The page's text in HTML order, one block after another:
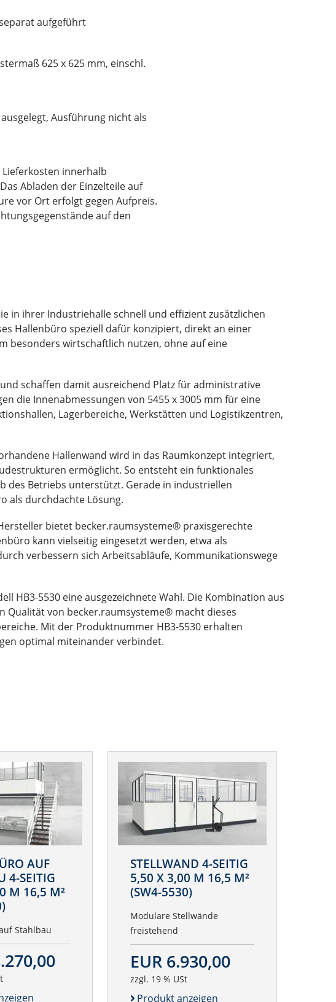
aufgeführt
625 x 625 mm, einschl.
Ausführung nicht als
innerhalb
Abladen der Einzelteile auf
vor Ort erfolgt gegen Aufpreis.
auf den
in ihrer Industriehalle schnell und effizient zusätzlichen
Hallenbüro speziell dafür konzipiert, direkt an einer
besonders wirtschaftlich nutzen, ohne auf eine
schaffen damit ausreichend Platz für administrative
die Innenabmessungen von 5455 x 3005 mm für eine
Lagerbereiche, Werkstätten und Logistikzentren,
Hallenwand wird in das Raumkonzept integriert,
ermöglicht. So entsteht ein funktionales
des Betriebs unterstützt. Gerade in industriellen
als durchdachte Lösung.
bietet becker.raumsysteme® praxisgerechte
kann vielseitig eingesetzt werden, etwa als
verbessern sich Arbeitsabläufe, Kommunikationswege
HB3-5530 eine ausgezeichnete Wahl. Die Kombination aus
Qualität von becker.raumsysteme® macht dieses
Mit der Produktnummer HB3-5530 erhalten
optimal miteinander verbindet.
AUF
4-SEITIG
M 16,5 M²
Stahlbau
STELLWAND 4-SEITIG
5,50 X 3,00 M 16,5 M²
(SW4-5530)
Modulare Stellwände
freistehend
EUR 6.930,00
zzgl. 19 % USt
Produkt anzeigen